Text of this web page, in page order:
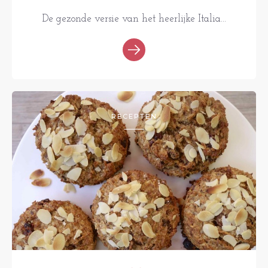
De gezonde versie van het heerlijke Italia...
RECEPTEN